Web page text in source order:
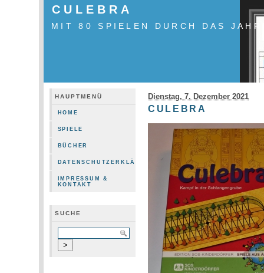
CULEBRA
MIT 80 SPIELEN DURCH DAS JAHR
HAUPTMENÜ
HOME
SPIELE
BÜCHER
DATENSCHUTZERKLÄRUNG
IMPRESSUM &
KONTAKT
SUCHE
Dienstag, 7. Dezember 2021
CULEBRA